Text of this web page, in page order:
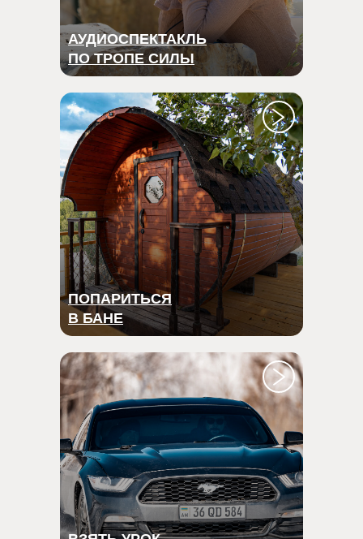
АУДИОСПЕКТАКЛЬ
ПО ТРОПЕ СИЛЫ
ПОПАРИТЬСЯ
В БАНЕ